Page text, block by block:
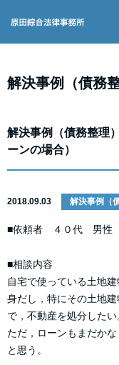
解決事例（債務整
解決事例（債務整理
ーンの場合）
2018.09.03 解決事例（
■依頼者 ４０代 男性
■相談内容
自宅で使っている土地
身だし，特にその土地
で，不動産を処分したい
ただ，ローンもまだか
と思う。